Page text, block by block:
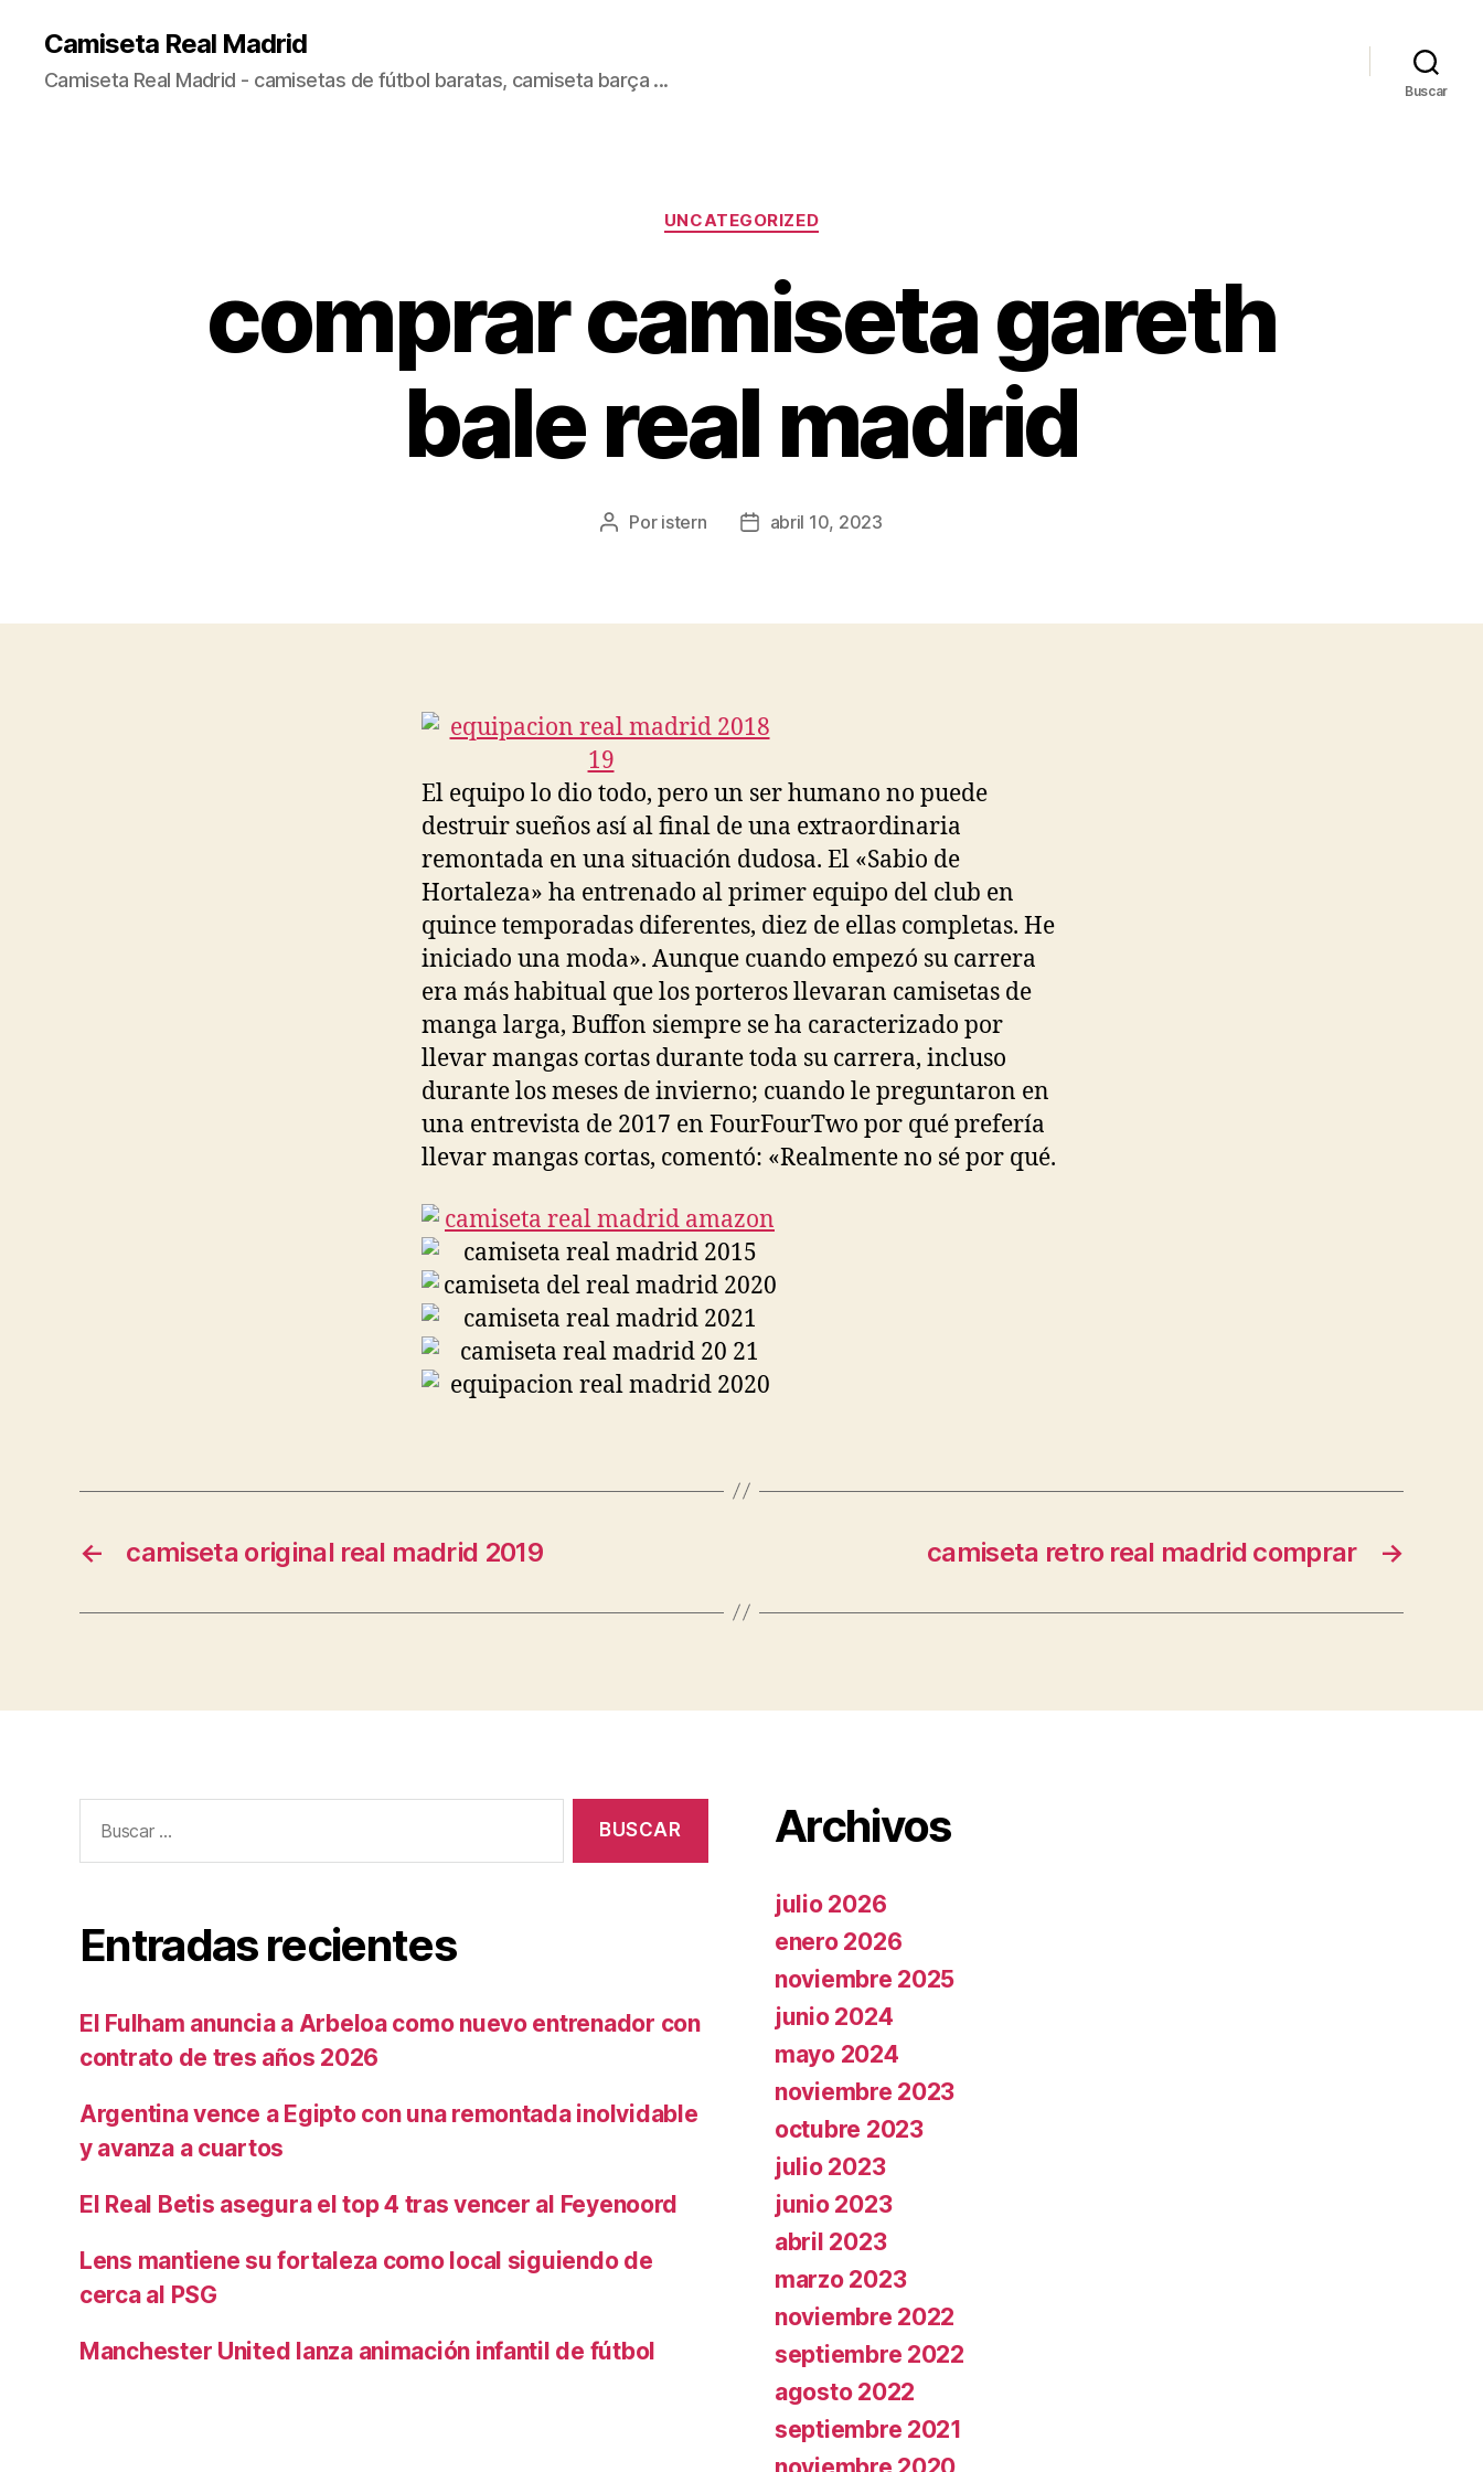
Camiseta Real Madrid
Camiseta Real Madrid - camisetas de fútbol baratas, camiseta barça ... Buscar
Categorías
UNCATEGORIZED
comprar camiseta gareth
bale real madrid
Autor
Por istern
Fechaabril 10, 2023
El equipo lo dio todo, pero un ser humano no puede
destruir sueños así al final de una extraordinaria
remontada en una situación dudosa. El «Sabio de
Hortaleza» ha entrenado al primer equipo del club en
quince temporadas diferentes, diez de ellas completas. He
iniciado una moda». Aunque cuando empezó su carrera
era más habitual que los porteros llevaran camisetas de
manga larga, Buffon siempre se ha caracterizado por
llevar mangas cortas durante toda su carrera, incluso
durante los meses de invierno; cuando le preguntaron en
una entrevista de 2017 en FourFourTwo por qué prefería
llevar mangas cortas, comentó: «Realmente no sé por qué.
← camiseta original real madrid 2019 →
camiseta retro real madrid comprar
Entradas recientes
El Fulham anuncia a Arbeloa como nuevo entrenador con
contrato de tres años 2026
Argentina vence a Egipto con una remontada inolvidable
y avanza a cuartos
El Real Betis asegura el top 4 tras vencer al Feyenoord
Lens mantiene su fortaleza como local siguiendo de
cerca al PSG
Manchester United lanza animación infantil de fútbol
Archivos
julio 2026
enero 2026
noviembre 2025
junio 2024
mayo 2024
noviembre 2023
octubre 2023
julio 2023
junio 2023
abril 2023
marzo 2023
noviembre 2022
septiembre 2022
agosto 2022
septiembre 2021